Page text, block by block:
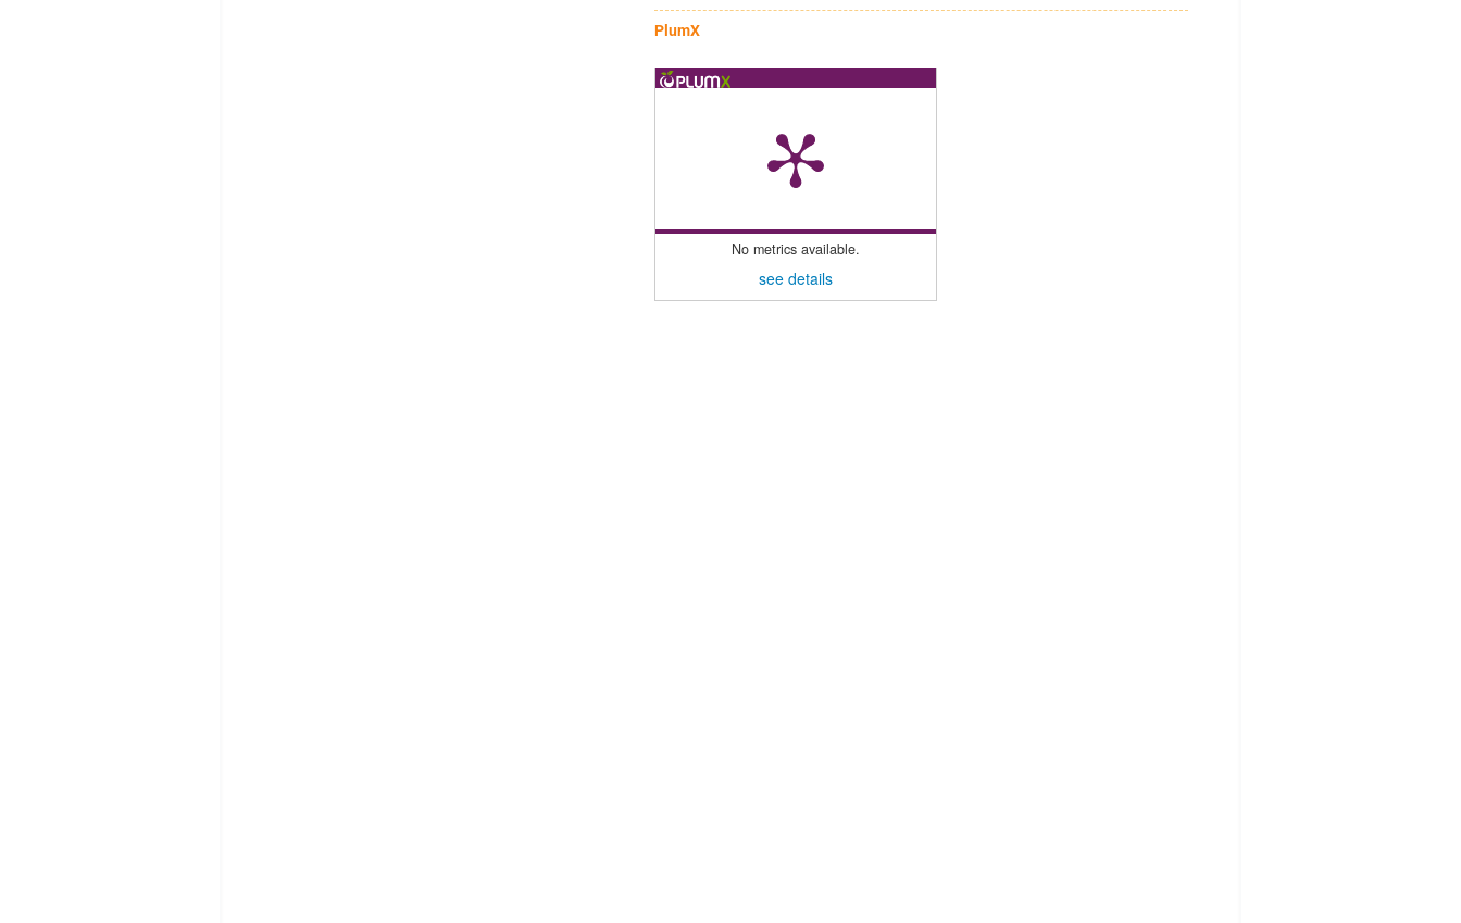
PlumX
No metrics available.
see details